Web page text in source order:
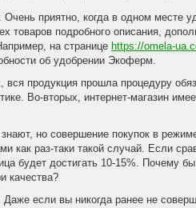
приятно, когда в одном месте
товаров подробного описания,
на странице https://omela-
об удобрении Экоферм.
вся продукция прошла процедуру
Во-вторых, интернет-магазин
но совершение покупок в
как раз-таки такой случай. Если
будет достигать 10-15%. Почему
качества?
Даже если вы никогда ранее не